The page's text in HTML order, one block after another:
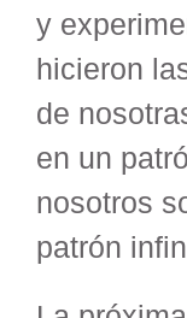
y
hicieron
de
en un
nosotros
patrón